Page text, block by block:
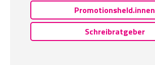
Promotionsheld.innen
Schreibratgeber